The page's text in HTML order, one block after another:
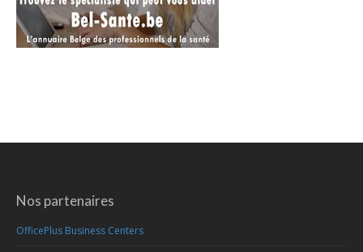
Nos partenaires
OfficePlus Business Centers